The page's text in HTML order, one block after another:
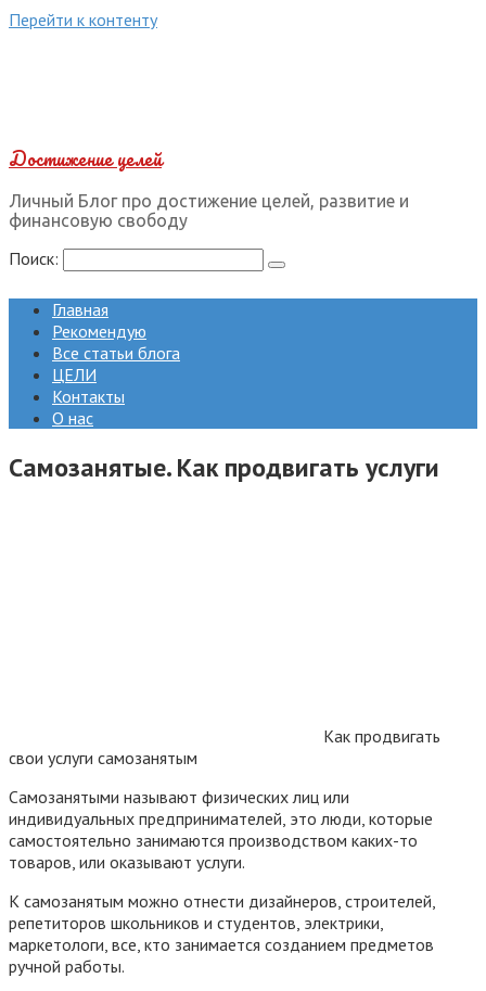
Перейти к контенту
Достижение целей
Личный Блог про достижение целей, развитие и
финансовую свободу
Поиск:
Главная
Рекомендую
Все статьи блога
ЦЕЛИ
Контакты
О нас
Самозанятые. Как продвигать услуги
Как продвигать
свои услуги самозанятым
Самозанятыми называют физических лиц или
индивидуальных предпринимателей, это люди, которые
самостоятельно занимаются производством каких-то
товаров, или оказывают услуги.
К самозанятым можно отнести дизайнеров, строителей,
репетиторов школьников и студентов, электрики,
маркетологи, все, кто занимается созданием предметов
ручной работы.